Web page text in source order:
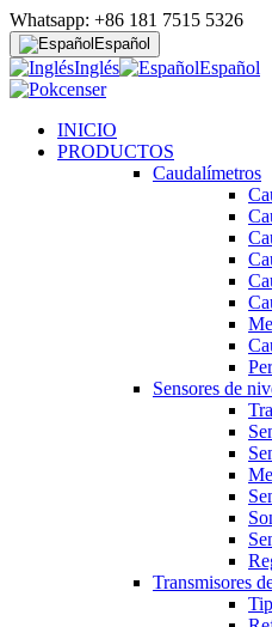
Whatsapp: +86 181 7515 5326
Español
Inglés Español
INICIO
PRODUCTOS
Caudalímetros
Sensores de
Transmisores